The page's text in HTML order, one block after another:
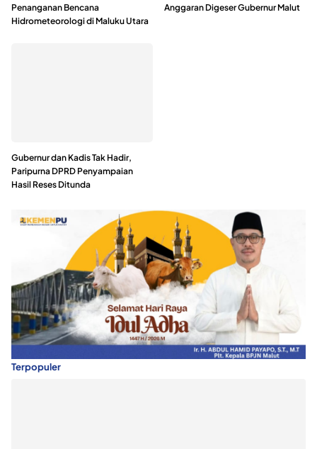
Penanganan Bencana
Hidrometeorologi di Maluku Utara
Anggaran Digeser Gubernur Malut
Gubernur dan Kadis Tak Hadir,
Paripurna DPRD Penyampaian
Hasil Reses Ditunda
Terpopuler